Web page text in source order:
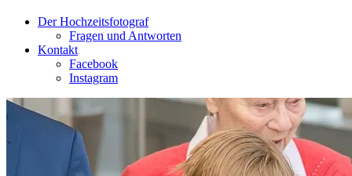
Der Hochzeitsfotograf
Fragen und Antworten
Kontakt
Facebook
Instagram